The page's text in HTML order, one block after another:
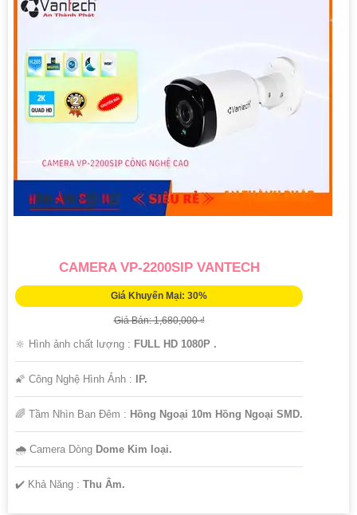
CAMERA VP-2200SIP VANTECH
Giá Khuyến Mại: 30%
Giá Bán: 1,680,000 ₫
🔆 Hình ảnh chất lượng : FULL HD 1080P .
🌠 Công Nghệ Hình Ảnh : IP.
🌈 Tầm Nhìn Ban Đêm : Hồng Ngoại 10m Hồng Ngoại SMD.
🌧️ Camera Dòng Dome Kim loại.
️✔️ Khả Năng : Thu Âm.